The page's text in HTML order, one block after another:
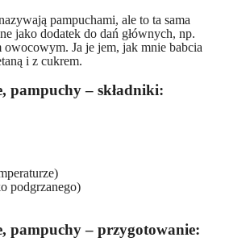
pampuchami, ale to ta sama
jako dodatek do dań głównych, np.
owocowym. Ja je jem, jak mnie babcia
i z cukrem.
pampuchy – składniki:
podgrzanego)
pampuchy – przygotowanie: